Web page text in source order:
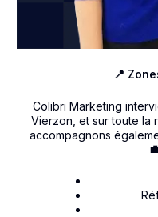
📍
Colibri Marketing
Vierzon, et sur toute la
accompagnons